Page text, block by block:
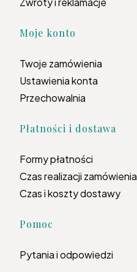
Moje konto
Twoje zamówienia
Ustawienia konta
Przechowalnia
Płatności i dostawa
Formy płatności
Czas realizacji zamówienia
Czas i koszty dostawy
Pomoc
Pytania i odpowiedzi